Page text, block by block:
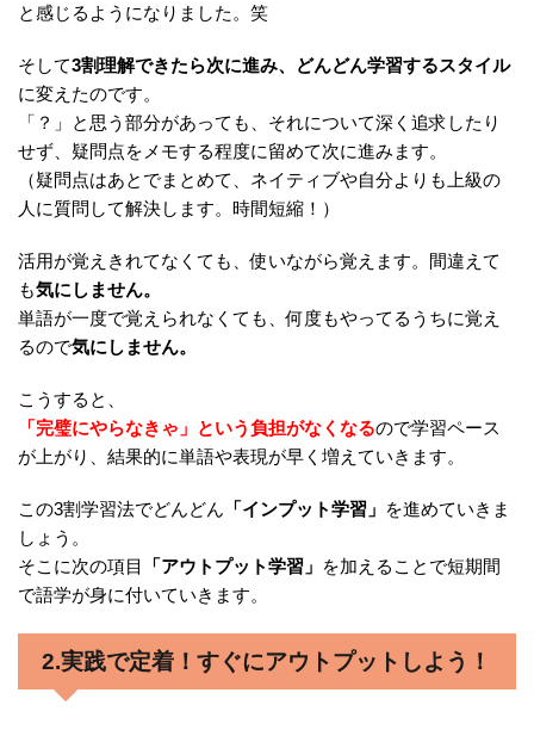
と感じるようになりました。笑
そして3割理解できたら次に進み、どんどん学習するスタイル
に変えたのです。
「？」と思う部分があっても、それについて深く追求したり
せず、疑問点をメモする程度に留めて次に進みます。
（疑問点はあとでまとめて、ネイティブや自分よりも上級の
人に質問して解決します。時間短縮！）
活用が覚えきれてなくても、使いながら覚えます。間違えて
も気にしません。
単語が一度で覚えられなくても、何度もやってるうちに覚え
るので気にしません。
こうすると、
「完璧にやらなきゃ」という負担がなくなるので学習ペース
が上がり、結果的に単語や表現が早く増えていきます。
この3割学習法でどんどん 「インプット学習」 を進めていきま
しょう。
そこに次の項目
「アウトプット学習」 を加えることで短期間
で語学が身に付いていきます。
2.実践で定着！すぐにアウトプットしよう！